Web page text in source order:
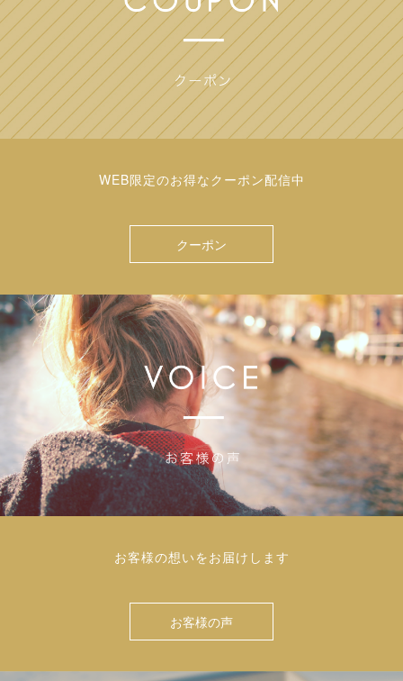
WEB限定のお得なクーポン配信中
クーポン
お客様の想いをお届けします
お客様の声